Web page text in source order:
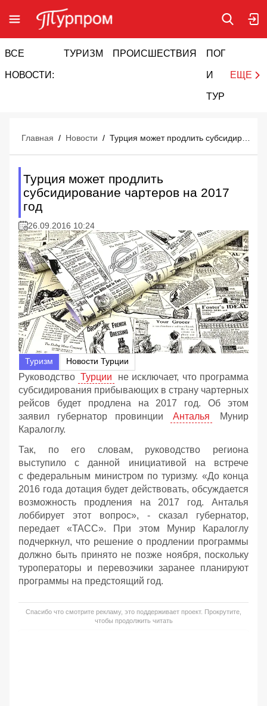
ВСЕ
НОВОСТИ:
ТУРИЗМ ПРОИСШЕСТВИЯ ПОГОДА
И
ТУРИЗМ
ЕЩЕ
Главная / Новости /
Турция может продлить
субсидирование чартеров на 2017
год
26.09.2016 10:24
Туризм Новости Турции
Руководство Турции
не исключает, что программа
субсидирования прибывающих в страну чартерных
рейсов будет продлена на 2017 год. Об этом
заявил губернатор провинции
Анталья
Мунир
Каралоглу.
Так, по его словам, руководство региона
выступило с данной инициативой на встрече
с федеральным министром по туризму. «До конца
2016 года дотация будет действовать, обсуждается
возможность продления на 2017 год. Анталья
лоббирует этот вопрос», - сказал губернатор,
передает «ТАСС». При этом Мунир Каралоглу
подчеркнул, что решение о продлении программы
должно быть принято не позже ноября, поскольку
туроператоры и перевозчики заранее планируют
программы на предстоящий год.
Спасибо что смотрите рекламу, это поддерживает проект. Прокрутите,
чтобы продолжить читать